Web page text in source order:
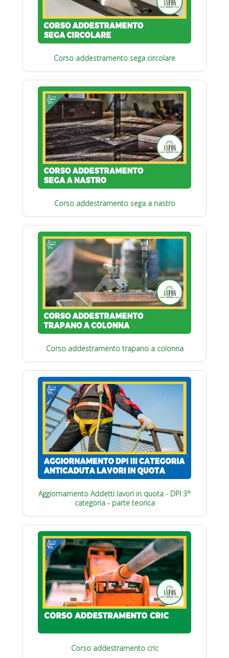
Corso addestramento sega circolare
Corso addestramento sega a nastro
Corso addestramento trapano a colonna
Aggiornamento Addetti lavori in quota - DPI 3°
categoria - parte teorica
Corso addestramento cric